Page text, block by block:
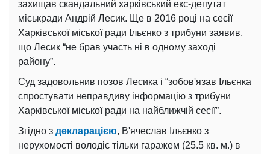
захищав скандальний харківський екс-депутат
міськради Андрій Лесик. Ще в 2016 році на сесії
Харківської міської ради Ільєнко з трибуни заявив,
що Лесик “не брав участь ні в одному заході
району”.
Суд задовольнив позов Лесика і “зобов'язав Ільєнка
спростувати неправдиву інформацію з трибуни
Харківської міської ради на найближчій сесії”.
Згідно з декларацією, В'ячеслав Ільєнко з
нерухомості володіє тільки гаражем (25.5 кв. м.) в